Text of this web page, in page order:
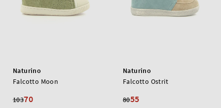
Naturino
Falcotto Moon
10370
Naturino
Falcotto Ostrit
8055